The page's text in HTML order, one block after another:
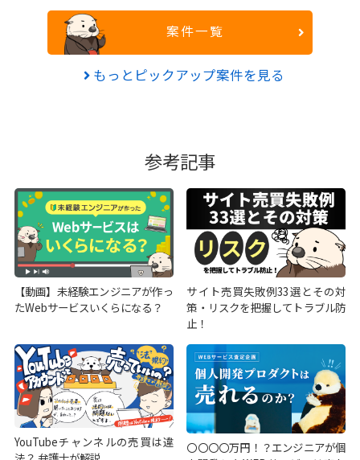
案件一覧
もっとピックアップ案件を見る
参考記事
【動画】未経験エンジニアが作っ
たWebサービスいくらになる？
サイト売買失敗例33選とその対
策・リスクを把握してトラブル防
止！
YouTubeチャンネルの売買は違
〇〇〇〇万円！？エンジニアが個